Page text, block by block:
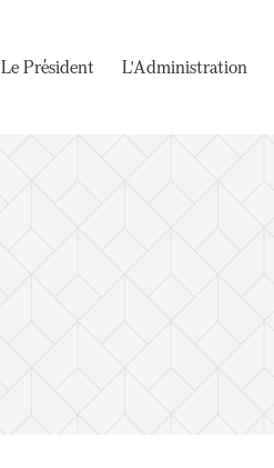
Le Président L'Administration